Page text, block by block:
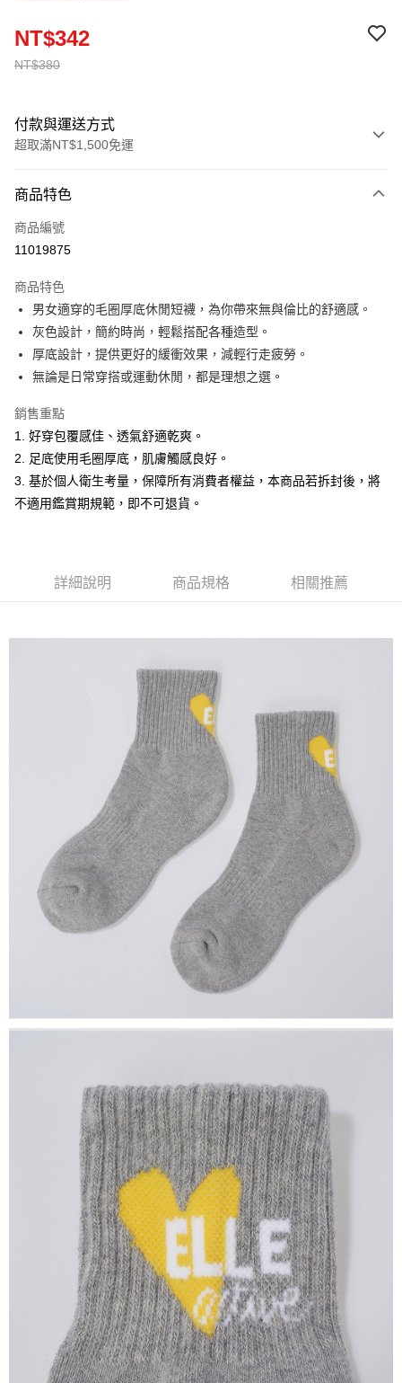
NT$380
NT$342
付款與運送方式
超取滿NT$1,500免運
信用卡一次付款
超商取貨付款
Apple Pay
悠遊付
ATM付款
運送方式
全家取貨付款
每筆NT$60，滿NT$1,500(含以上)免運費
付款後全家取貨
每筆NT$60，滿NT$1,500(含以上)免運費
每筆NT$60，滿NT$1,500(含以上)免運費
每筆NT$60，滿NT$1,500(含以上)免運費
每筆NT$60，滿NT$1,500(含以上)免運費
每筆NT$90，滿NT$1,500(含以上)免運費
宅配(離島)
每筆NT$225，滿NT$1,500(含以上)免運費
商品特色
商品編號
11019875
商品特色
男女適穿的毛圈厚底休閒短襪，為你帶來無與倫比的舒適感。
灰色設計，簡約時尚，輕鬆搭配各種造型。
厚底設計，提供更好的緩衝效果，減輕行走疲勞。
無論是日常穿搭或運動休閒，都是理想之選。
銷售重點
1. 好穿包覆感佳、透氣舒適乾爽。
2. 足底使用毛圈厚底，肌膚觸感良好。
3. 基於個人衛生考量，保障所有消費者權益，本商品若拆封後，將
不適用鑑賞期規範，即不可退貨。
詳細說明 商品規格 相關推薦